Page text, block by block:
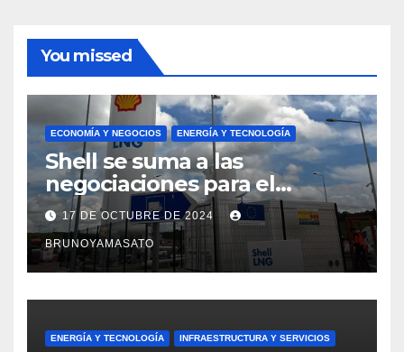
You missed
ECONOMÍA Y NEGOCIOS ENERGÍA Y TECNOLOGÍA
Shell se suma a las
negociaciones para el
proyecto Argentina LNG de
YPF
17 DE OCTUBRE DE 2024
BRUNOYAMASATO
ENERGÍA Y TECNOLOGÍA INFRAESTRUCTURA Y SERVICIOS